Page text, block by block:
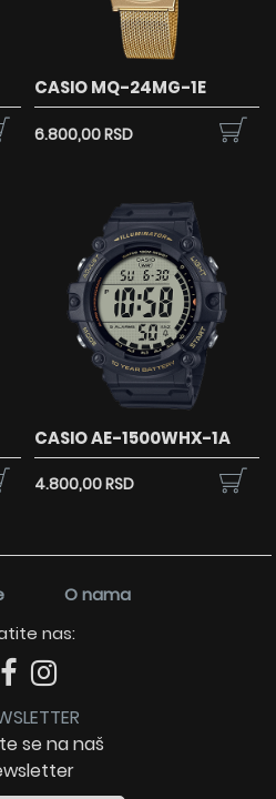
CASIO MQ-24MG-1E
6.800,00 RSD
CASIO AE-1500WHX-1A
4.800,00 RSD
O nama
nas:
se na naš